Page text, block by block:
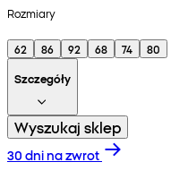
Rozmiary
62 86 92 68 74
80
Szczegóły
Wyszukaj sklep
30 dni na zwrot